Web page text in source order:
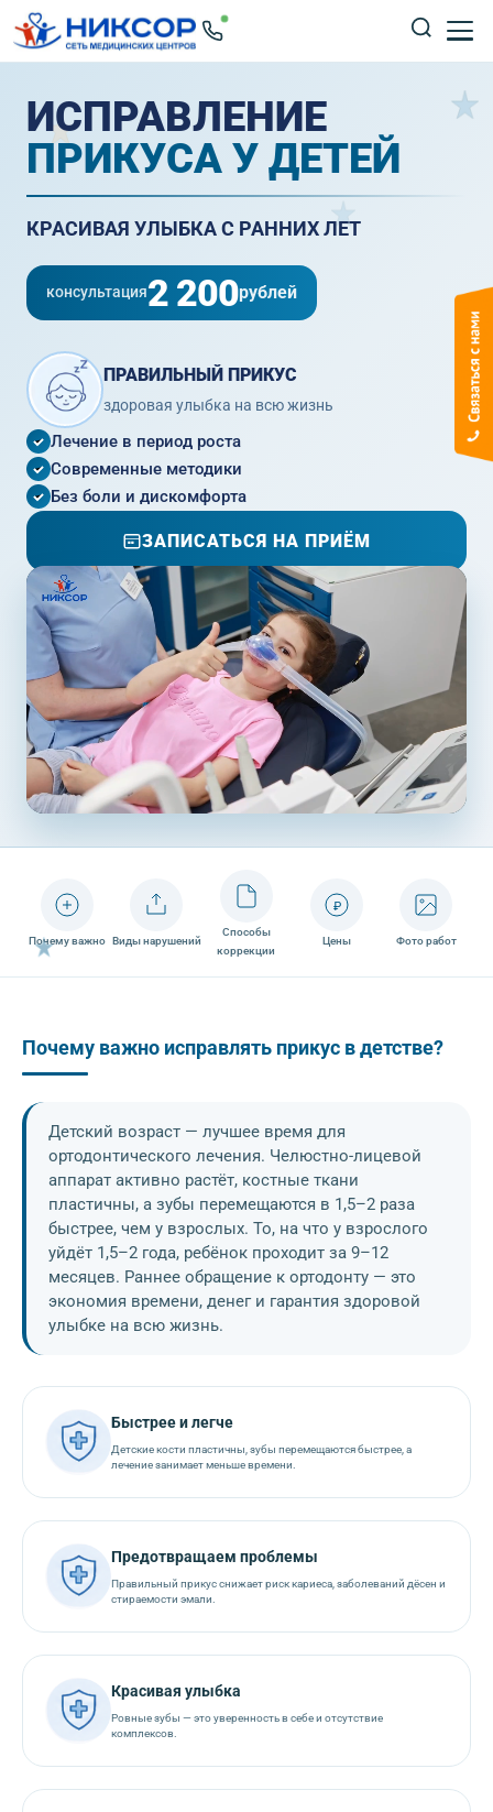
ИСПРАВЛЕНИЕ
ПРИКУСА У ДЕТЕЙ
КРАСИВАЯ УЛЫБКА С РАННИХ ЛЕТ
консультация2 200рублей
ПРАВИЛЬНЫЙ ПРИКУС
здоровая улыбка на всю жизнь
Лечение в период роста
Современные методики
Без боли и дискомфорта
ЗАПИСАТЬСЯ НА ПРИЁМ
Почему важно Виды нарушений
Способы
коррекции
₽
Цены Фото работ
Почему важно исправлять прикус в детстве?
Детский возраст — лучшее время для
ортодонтического лечения. Челюстно-лицевой
аппарат активно растёт, костные ткани
пластичны, а зубы перемещаются в 1,5–2 раза
быстрее, чем у взрослых. То, на что у взрослого
уйдёт 1,5–2 года, ребёнок проходит за 9–12
месяцев. Раннее обращение к ортодонту — это
экономия времени, денег и гарантия здоровой
улыбке на всю жизнь.
Быстрее и легче
Детские кости пластичны, зубы перемещаются быстрее, а
лечение занимает меньше времени.
Предотвращаем проблемы
Правильный прикус снижает риск кариеса, заболеваний дёсен и
стираемости эмали.
Красивая улыбка
Ровные зубы — это уверенность в себе и отсутствие
комплексов.